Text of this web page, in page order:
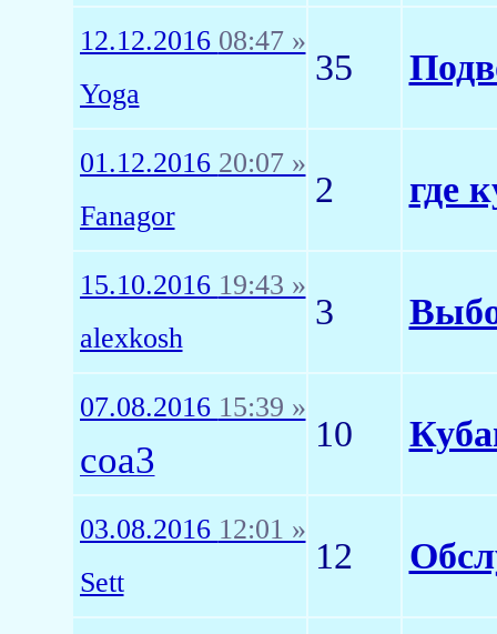
12.12.2016 08:47 »
Yoga
35
01.12.2016 20:07 »
Fanagor
2 где
15.10.2016 19:43 »
alexkosh
3
07.08.2016 15:39 »
coa3
10
03.08.2016 12:01 »
Sett
12